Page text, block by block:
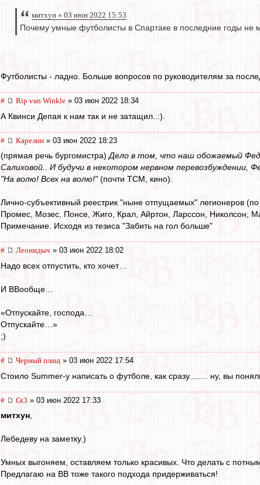
митхун » 03 июн 2022 15:53
Почему умные футболисты в Спартаке в последние годы не
Футболисты - ладно. Больше вопросов по руководителям за
# Rip van Winkle » 03 июн 2022 18:34
А Квинси Депая к нам так и не затащил..:).
# Карелин » 03 июн 2022 18:23
(прямая речь бургомистра)Дело в том, что наш обожаемый
Салиховой.. И будучи в некотором нервном перевозбуждении,
"На волю! Всех на волю!"(почти ТСМ, кино).
Лично-субъективный реестрик "ныне отпущаемых" легионеров
Промес, Мозес, Понсе, Жиго, Крал, Айртон, Ларссон, Николсон,
Примечание. Исходя из тезиса "Забить на гол больше"
# Леонидыч » 03 июн 2022 18:02
Надо всех отпустить, кто хочет…
И ВВообще…
«Отпускайте, господа…
Отпускайте…»
;)
# Черный плащ » 03 июн 2022 17:54
Стоило Summer-y написать о футболе, как сразу........ ну, вы
# Gt3 » 03 июн 2022 17:33
митхун
Лебедеву на заметку.)
Умных выгоняем, оставляем только красивых. Что делать с
Предлагаю на ВВ тоже такого подхода придерживаться!